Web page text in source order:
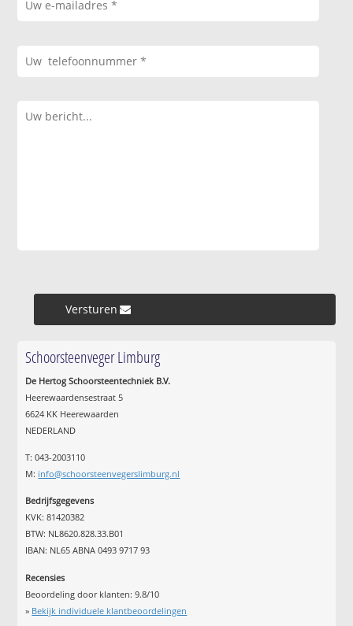
Versturen »
Schoorsteenveger Limburg
De Hertog Schoorsteentechniek B.V.
Heerewaardensestraat 5
6624 KK Heerewaarden
NEDERLAND
T: 043-2003110
M: info@schoorsteenvegerslimburg.nl
Bedrijfsgegevens
KVK: 81420382
BTW: NL8620.828.33.B01
IBAN: NL65 ABNA 0493 9717 93
Recensies
Beoordeling door klanten:9.8/10
» Bekijk individuele klantbeoordelingen